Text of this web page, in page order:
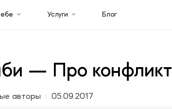
Услуги Блог
— Про конфликт
авторы 05.09.2017